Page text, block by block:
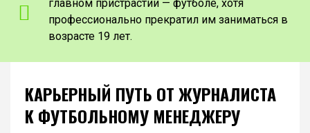
главном пристрастии — футболе, хотя
профессионально прекратил им заниматься в
возрасте 19 лет.
КАРЬЕРНЫЙ ПУТЬ ОТ ЖУРНАЛИСТА
К ФУТБОЛЬНОМУ МЕНЕДЖЕРУ